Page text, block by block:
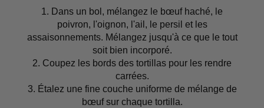
1. Dans un bol, mélangez le bœuf haché, le
poivron, l'oignon, l'ail, le persil et les
assaisonnements. Mélangez jusqu'à ce que le tout
soit bien incorporé.
2. Coupez les bords des tortillas pour les rendre
carrées.
3. Étalez une fine couche uniforme de mélange de
bœuf sur chaque tortilla.